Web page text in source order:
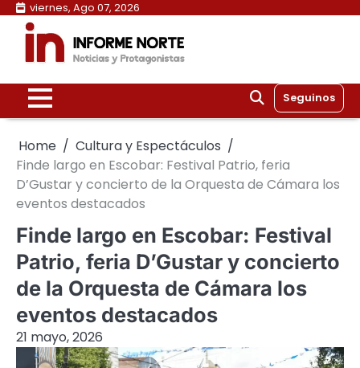
Skip
content
viernes, Ago 07, 2026
Seguinos
Home
Cultura y Espectáculos
Finde largo en Escobar: Festival Patrio, feria
D’Gustar y concierto de la Orquesta de Cámara los
eventos destacados
Finde largo en Escobar: Festival
Patrio, feria D’Gustar y concierto
de la Orquesta de Cámara los
eventos destacados
21 mayo, 2026